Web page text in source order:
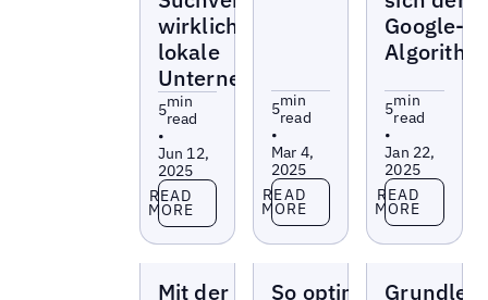
wirklich für
lokale
Unternehmen?
5min
read
•
Jun 12,
2025
Read more
READ
MORE
5min
read
•
Mar 4,
2025
Read more
READ
MORE
Google-
5min
read
•
Jan 22,
2025
Read more
READ
MORE
Mit der Google-So optimieren